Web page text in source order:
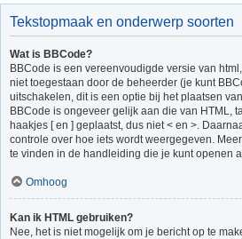
Tekstopmaak en onderwerp soorten
Wat is BBCode?
BBCode is een vereenvoudigde versie van
niet toegestaan door de beheerder (je kunt
uitschakelen, dit is een optie bij het plaatsen
BBCode is ongeveer gelijk aan die van HTML,
haakjes [ en ] geplaatst, dus niet < en >.
controle over hoe iets wordt weergegeven.
te vinden in de handleiding die je kunt openen
Omhoog
Kan ik HTML gebruiken?
Nee, het is niet mogelijk om je bericht op te